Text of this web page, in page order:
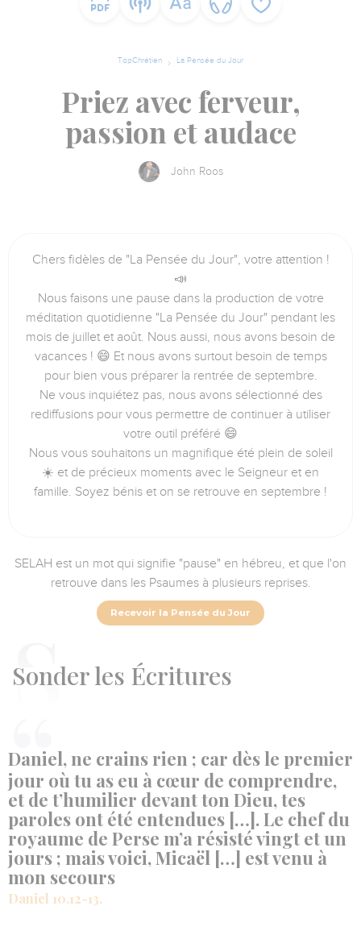
TopChrétien La Pensée du Jour
Priez avec ferveur,
passion et audace
John Roos
Chers fidèles de "La Pensée du Jour", votre attention !
📣
Nous faisons une pause dans la production de votre
méditation quotidienne "La Pensée du Jour" pendant les
mois de juillet et août. Nous aussi, nous avons besoin de
vacances ! 😄 Et nous avons surtout besoin de temps
pour bien vous préparer la rentrée de septembre.
Ne vous inquiétez pas, nous avons sélectionné des
rediffusions pour vous permettre de continuer à utiliser
votre outil préféré 😄
Nous vous souhaitons un magnifique été plein de soleil
☀️ et de précieux moments avec le Seigneur et en
famille. Soyez bénis et on se retrouve en septembre !
SELAH est un mot qui signifie "pause" en hébreu, et que l'on
retrouve dans les Psaumes à plusieurs reprises.
Recevoir la Pensée du Jour
Sonder les Écritures
Daniel, ne crains rien ; car dès le premier
jour où tu as eu à cœur de comprendre,
et de t’humilier devant ton Dieu, tes
paroles ont été entendues […]. Le chef du
royaume de Perse m’a résisté vingt et un
jours ; mais voici, Micaël […] est venu à
mon secours
Daniel 10.12-13.